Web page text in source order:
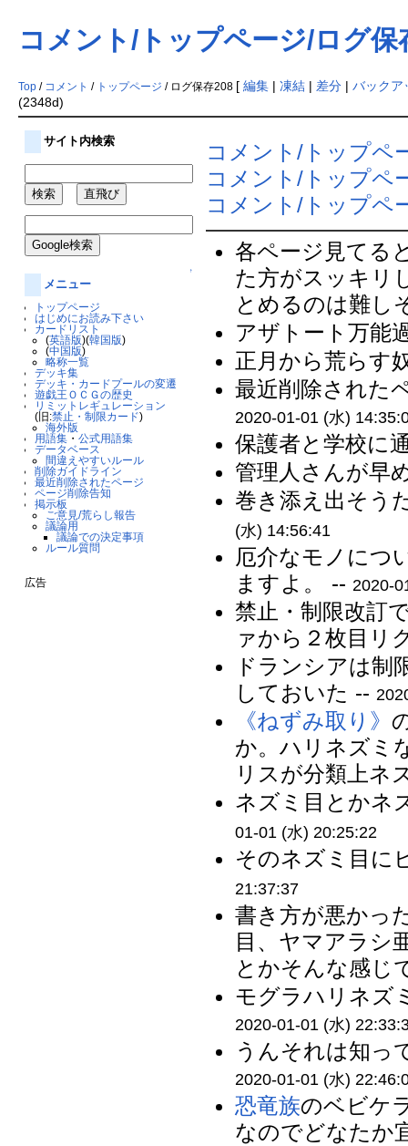
コメント/トップページ/ログ保
Top/ コメント / トップページ / ログ保存208 [ 編集| 凍結| 差分| バックア
(2348d)
サイト内検索
↑
メニュー
トップページ
はじめにお読み下さい
カードリスト
(英語版)(韓国版)
(中国版)
略称一覧
デッキ集
デッキ・カードプールの変遷
遊戯王ＯＣＧの歴史
リミットレギュレーション
(旧:禁止・制限カード)
海外版
用語集 ・公式用語集
データベース
間違えやすいルール
削除ガイドライン
最近削除されたページ
ページ削除告知
掲示板
ご意見/荒らし報告
議論用
議論での決定事項
ルール質問
広告
コメント/トップペ
コメント/トップペ
コメント/トップペ
各ページ見てる
た方がスッキリ
とめるのは難し
アザトート万能
正月から荒らす
最近削除された
2020-01-01 (水)
保護者と学校に
管理人さんが早
巻き添え出そう
(水) 14:56:41
厄介なモノにつ
ますよ。 -- 2020-
禁止・制限改訂
ァから２枚目リ
ドランシアは制
しておいた --
《ねずみ取り》
か。ハリネズミ
リスが分類上ネ
ネズミ目とかネ
01-01 (水) 20:25:22
そのネズミ目に
21:37:37
書き方が悪かっ
目、ヤマアラ
とかそんな感じ
モグラハリネズ
2020-01-01 (水)
うんそれは知
2020-01-01 (水)
恐竜族のベビケ
なのでどなたか